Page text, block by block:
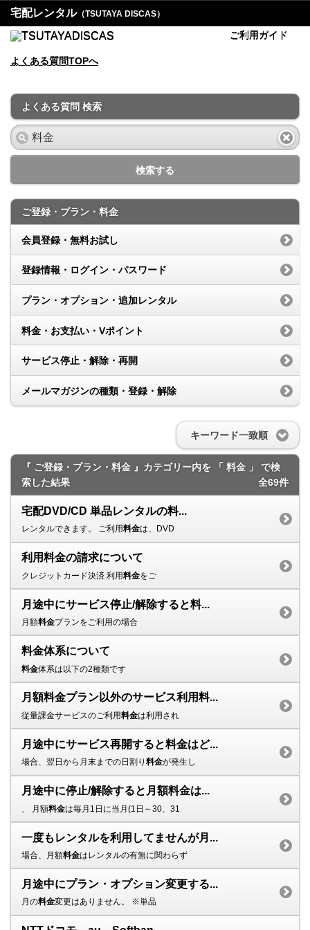
宅配レンタル（TSUTAYA DISCAS）
ご利用ガイド
よくある質問TOPへ
よくある質問 検索
検索する
ご登録・プラン・料金
会員登録・無料お試し
登録情報・ログイン・パスワード
プラン・オプション・追加レンタル
料金・お支払い・Vポイント
サービス停止・解除・再開
メールマガジンの種類・登録・解除
キーワード一致順
『 ご登録・プラン・料金 』カテゴリー内を 「 料金 」 で検
索した結果
全69件
宅配DVD/CD 単品レンタルの料...
レンタルできます。 ご利用料金は、DVD
利用料金の請求について
クレジットカード決済 利用料金をご
月途中にサービス停止/解除すると料...
月額料金プランをご利用の場合
料金体系について
料金体系は以下の2種類です
月額料金プラン以外のサービス利用料...
従量課金サービスのご利用料金は利用され
月途中にサービス再開すると料金はど...
場合、翌日から月末までの日割り 料金が発生し
月途中に停止/解除すると月額料金は...
、 月額料金は毎月1日に当月(1日～30、31
一度もレンタルを利用してませんが月...
場合、月額料金はレンタルの有無に関わらず
月途中にプラン・オプション変更する...
月の料金変更はありません。 ※単品